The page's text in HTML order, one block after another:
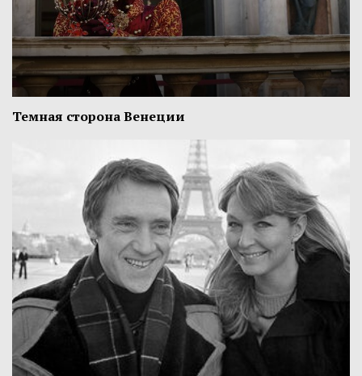
Темная сторона Венеции